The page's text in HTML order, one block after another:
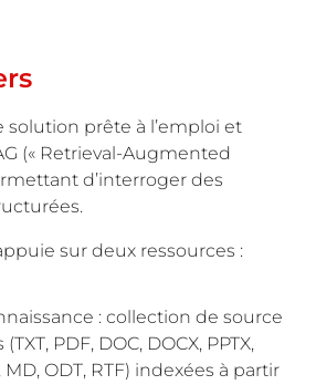
solution prête à l’emploi et
(« Retrieval-Augmented
d’interroger des
sur deux ressources :
: collection de source
PDF, DOC, DOCX, PPTX,
MD, ODT, RTF) indexées à partir